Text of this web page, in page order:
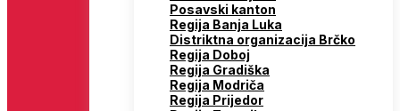
Posavski kanton
Regija Banja Luka
Distriktna organizacija Brčko
Regija Doboj
Regija Gradiška
Regija Modriča
Regija Prijedor